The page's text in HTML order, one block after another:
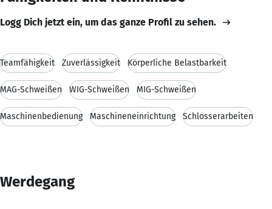
Logg Dich jetzt ein, um das ganze Profil zu sehen.
Teamfähigkeit Zuverlässigkeit Körperliche Belastbarkeit
MAG-Schweißen WIG-Schweißen MIG-Schweißen
Maschinenbedienung Maschineneinrichtung Schlosserarbeiten
Werdegang